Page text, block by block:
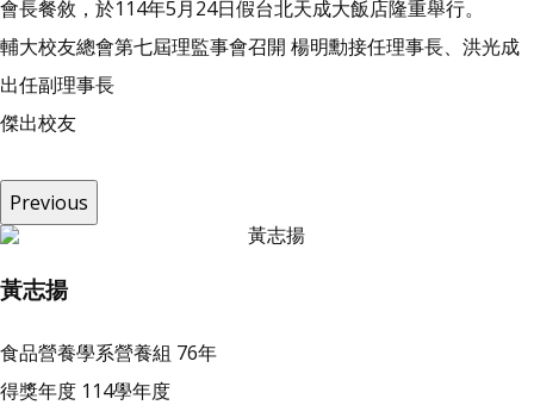
會長餐敘，於114年5月24日假台北天成大飯店隆重舉行。
輔大校友總會第七屆理監事會召開 楊明勳接任理事長、洪光成
出任副理事長
傑出校友
Previous
黃志揚
食品營養學系營養組 76年
得獎年度 114學年度